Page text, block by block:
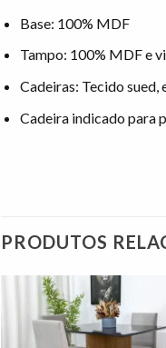
Base: 100% MDF
Tampo: 100% MDF e
Cadeiras: Tecido
Cadeira indicado para
PRODUTOS